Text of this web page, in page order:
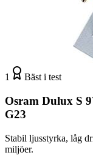
1 Bäst i test
Osram Dulux S
G23
Stabil ljusstyrka, låg
miljöer.